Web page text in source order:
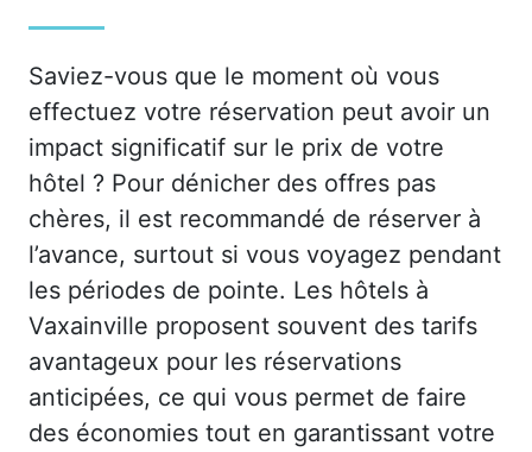
Saviez-vous que le moment où vous
effectuez votre réservation peut avoir un
impact significatif sur le prix de votre
hôtel ? Pour dénicher des offres pas
chères, il est recommandé de réserver à
l’avance, surtout si vous voyagez pendant
les périodes de pointe. Les hôtels à
Vaxainville proposent souvent des tarifs
avantageux pour les réservations
anticipées, ce qui vous permet de faire
des économies tout en garantissant votre